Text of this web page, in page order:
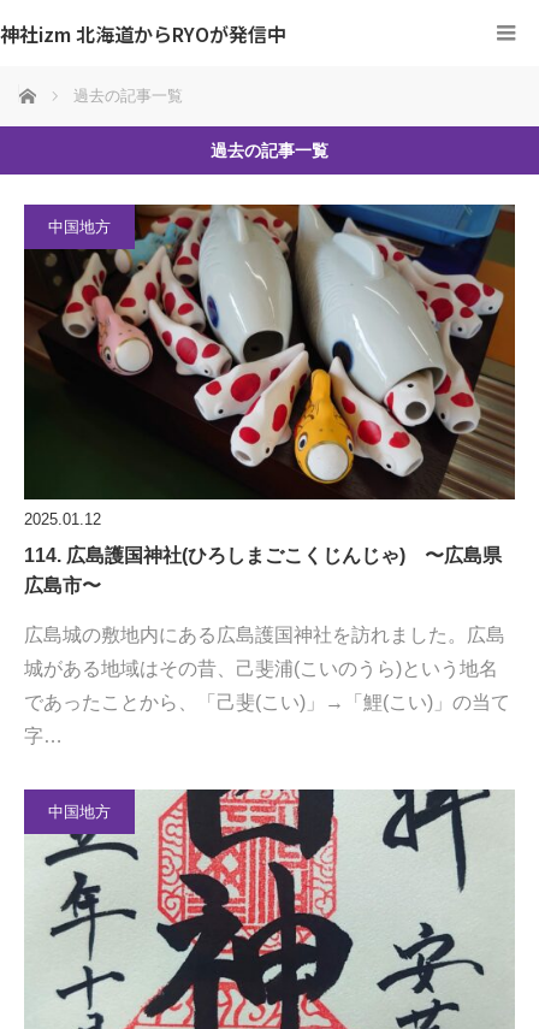
神社izm 北海道からRYOが発信中
ホーム 過去の記事一覧
過去の記事一覧
中国地方
2025.01.12
114. 広島護国神社(ひろしまごこくじんじゃ) 〜広島県
広島市〜
広島城の敷地内にある広島護国神社を訪れました。広島
城がある地域はその昔、己斐浦(こいのうら)という地名
であったことから、「己斐(こい)」→「鯉(こい)」の当て
字…
中国地方